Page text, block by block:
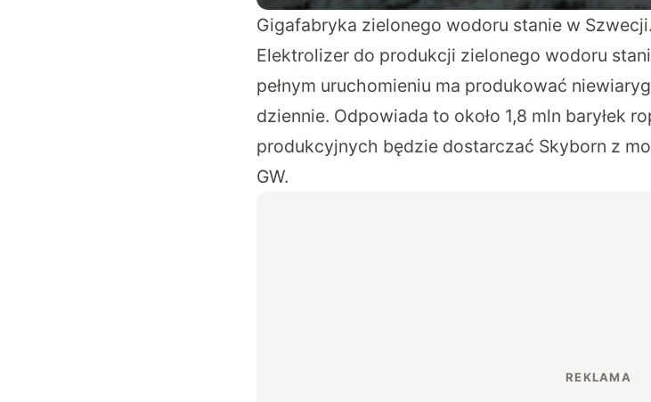
Gigafabryka zielonego wodoru stanie w
Elektrolizer do produkcji zielonego wodoru
pełnym uruchomieniu ma produkować
dziennie. Odpowiada to około 1,8 mln baryłek
produkcyjnych będzie dostarczać Skyborn z
GW.